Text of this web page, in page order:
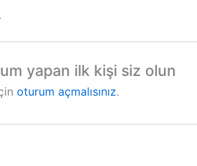
yapan ilk kişi siz olun
oturum açmalısınız.